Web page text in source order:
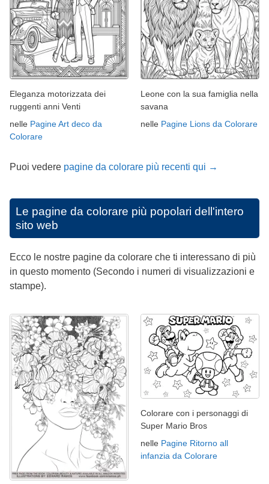
Eleganza motorizzata dei
ruggenti anni Venti
nelle Pagine Art deco da
Colorare
Leone con la sua famiglia nella
savana
nelle Pagine Lions da Colorare
Puoi vedere pagine da colorare più recenti qui →
Le pagine da colorare più popolari dell'intero
sito web
Ecco le nostre pagine da colorare che ti interessano di più
in questo momento (Secondo i numeri di visualizzazioni e
stampe).
Colorare con i personaggi di
Super Mario Bros
nelle Pagine Ritorno all
infanzia da Colorare